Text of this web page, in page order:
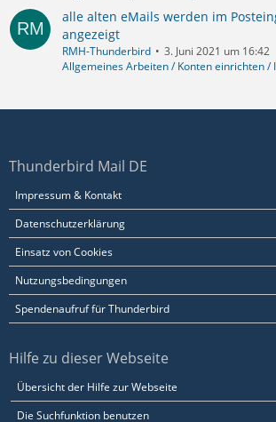
alle alten eMails werden im
angezeigt
RMH-Thunderbird
3. Juni 2021 um 16:42
Allgemeines Arbeiten / Konten einrichten /
Thunderbird Mail DE
Impressum & Kontakt
Datenschutzerklärung
Einsatz von Cookies
Nutzungsbedingungen
Spendenaufruf für Thunderbird
Hilfe zu dieser Webseite
Übersicht der Hilfe zur Webseite
Die Suchfunktion benutzen